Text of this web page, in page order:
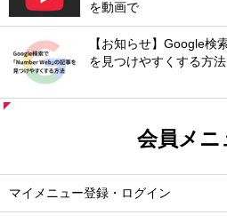
を動画で
【お知らせ】Google検
を見つけやすくする方法
会員メニ
マイメニュー登録・ログイン